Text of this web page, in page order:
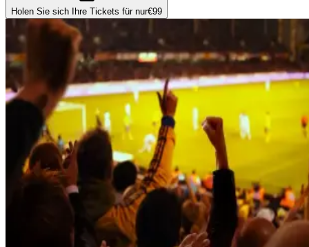
Holen Sie sich Ihre Tickets für nur€99